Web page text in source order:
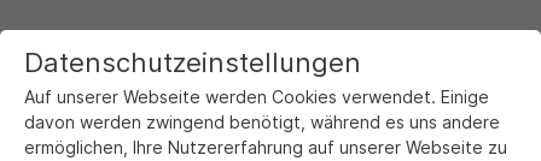
Datenschutzeinstellungen
Auf unserer Webseite werden Cookies verwendet. Einige
davon werden zwingend benötigt, während es uns andere
ermöglichen, Ihre Nutzererfahrung auf unserer Webseite zu